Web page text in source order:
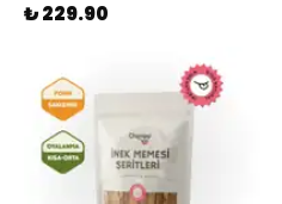
₺ 229.90